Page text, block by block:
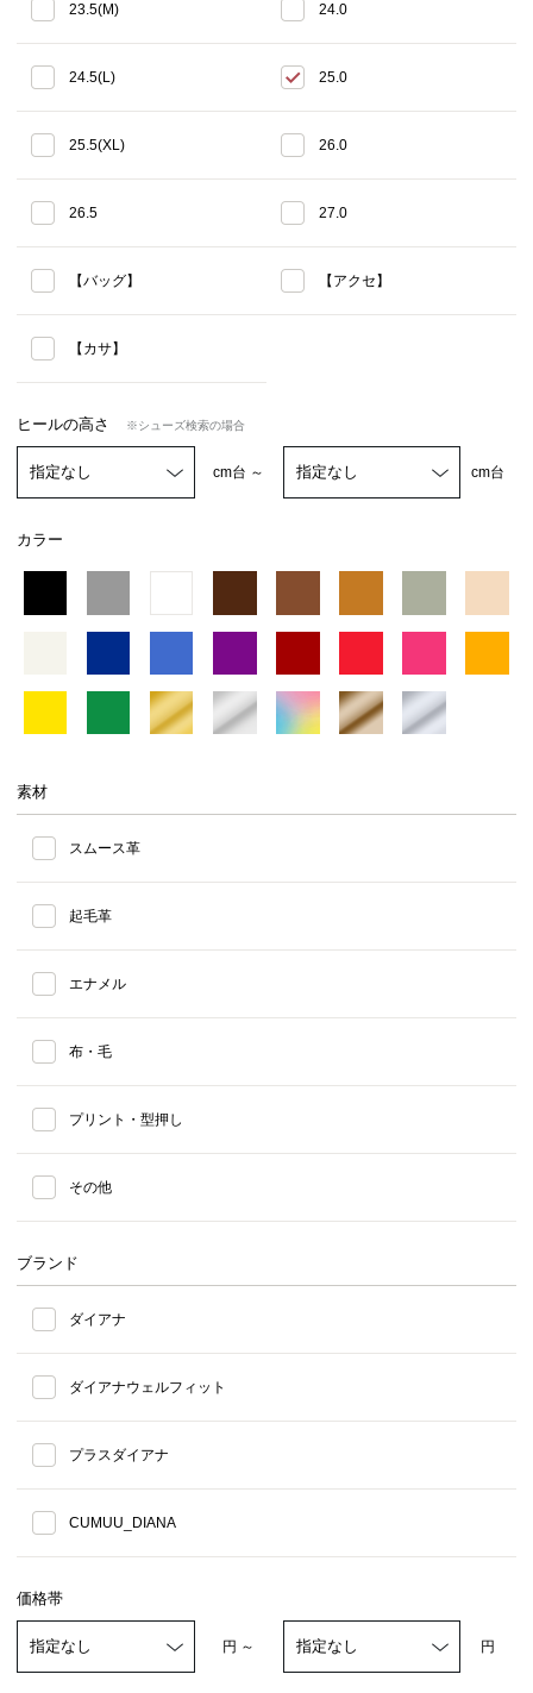
23.5(M) 24.0
24.5(L) 25.0
25.5(XL) 26.0
26.5 27.0
【バッグ】 【アクセ】
【カサ】
ヒールの高さ ※シューズ検索の場合
cm台 ～ cm台
カラー
素材
スムース革
起毛革
エナメル
布・毛
プリント・型押し
その他
ブランド
ダイアナ
ダイアナウェルフィット
プラスダイアナ
CUMUU_DIANA
価格帯
円 ～ 円